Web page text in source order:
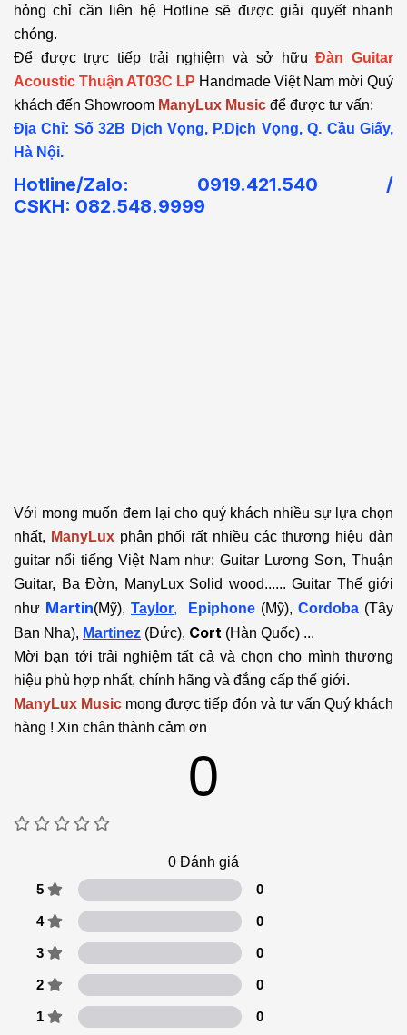
hỏng chỉ cần liên hệ Hotline sẽ được giải quyết nhanh
chóng.
Để được trực tiếp trải nghiệm và sở hữu Đàn Guitar
Acoustic Thuận AT03C LP Handmade Việt Nam mời Quý
khách đến Showroom ManyLux Music để được tư vấn:
Địa Chỉ: Số 32B Dịch Vọng, P.Dịch Vọng, Q. Cầu Giấy,
Hà Nội.
Hotline/Zalo: 0919.421.540 /
CSKH: 082.548.9999
Với mong muốn đem lại cho quý khách nhiều sự lựa chọn
nhất, ManyLux phân phối rất nhiều các thương hiệu đàn
guitar nổi tiếng Việt Nam như: Guitar Lương Sơn, Thuận
Guitar, Ba Đờn, ManyLux Solid wood...... Guitar Thế giới
như Martin(Mỹ), Taylor, Epiphone (Mỹ), Cordoba (Tây
Ban Nha), Martinez (Đức), Cort (Hàn Quốc) ...
Mời bạn tới trải nghiệm tất cả và chọn cho mình thương
hiệu phù hợp nhất, chính hãng và đẳng cấp thế giới.
ManyLux Music mong được tiếp đón và tư vấn Quý khách
hàng ! Xin chân thành cảm ơn
0
0 Đánh giá
5
0
4 0
3 0
2 0
1 0